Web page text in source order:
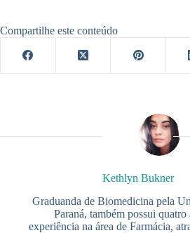
Compartilhe este conteúdo
Kethlyn Bukner
Graduanda de Biomedicina pela
Paraná, também possui quatro
experiência na área de Farmácia,